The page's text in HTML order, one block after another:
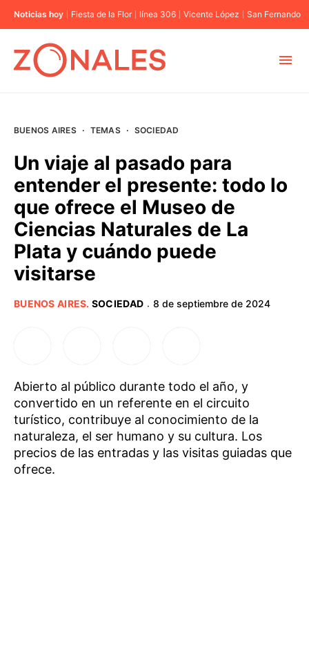
Noticias hoy Fiesta de la Flor línea 306 Vicente López San Fernando
BUENOS AIRES
PROVINCIAS
ELECCIONES 2023
BUENOS AIRES · TEMAS · SOCIEDAD
Un viaje al pasado para
entender el presente: todo lo
que ofrece el Museo de
Ciencias Naturales de La
Plata y cuándo puede
visitarse
BUENOS AIRES. SOCIEDAD · 8 de septiembre de 2024
Abierto al público durante todo el año, y
convertido en un referente en el circuito
turístico, contribuye al conocimiento de la
naturaleza, el ser humano y su cultura. Los
precios de las entradas y las visitas guiadas que
ofrece.